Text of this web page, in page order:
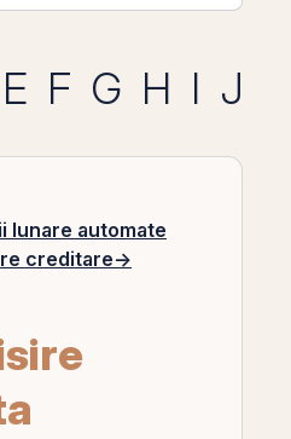
E F G H I J
lunare automate
creditare→